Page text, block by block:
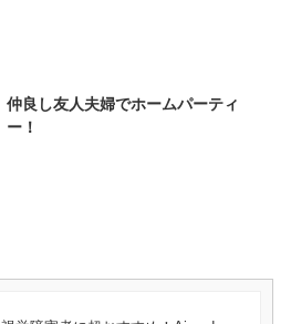
仲良し友人夫婦でホームパーティ
ー！